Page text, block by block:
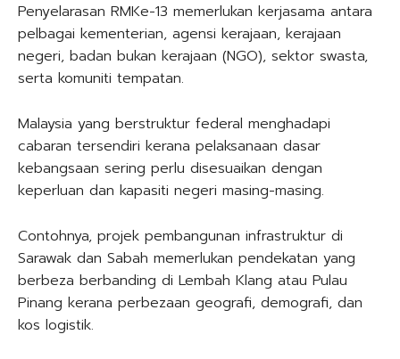
Penyelarasan RMKe-13 memerlukan kerjasama antara
pelbagai kementerian, agensi kerajaan, kerajaan
negeri, badan bukan kerajaan (NGO), sektor swasta,
serta komuniti tempatan.
Malaysia yang berstruktur federal menghadapi
cabaran tersendiri kerana pelaksanaan dasar
kebangsaan sering perlu disesuaikan dengan
keperluan dan kapasiti negeri masing-masing.
Contohnya, projek pembangunan infrastruktur di
Sarawak dan Sabah memerlukan pendekatan yang
berbeza berbanding di Lembah Klang atau Pulau
Pinang kerana perbezaan geografi, demografi, dan
kos logistik.